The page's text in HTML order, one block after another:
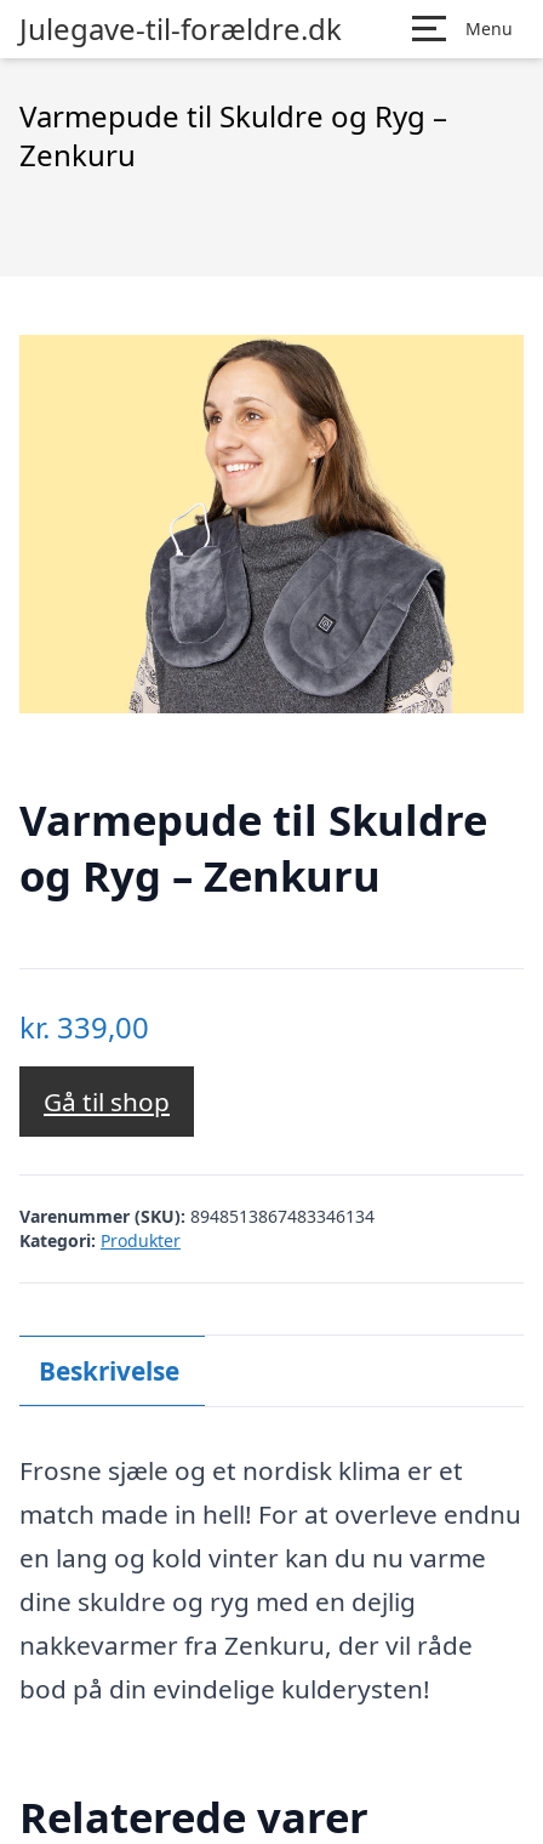
Julegave-til-forældre.dk Menu
Varmepude til Skuldre og Ryg –
Zenkuru
Varmepude til Skuldre
og Ryg – Zenkuru
kr. 339,00
Gå til shop
Varenummer (SKU): 8948513867483346134
Kategori: Produkter
Beskrivelse
Frosne sjæle og et nordisk klima er et
match made in hell! For at overleve endnu
en lang og kold vinter kan du nu varme
dine skuldre og ryg med en dejlig
nakkevarmer fra Zenkuru, der vil råde
bod på din evindelige kulderysten!
Relaterede varer